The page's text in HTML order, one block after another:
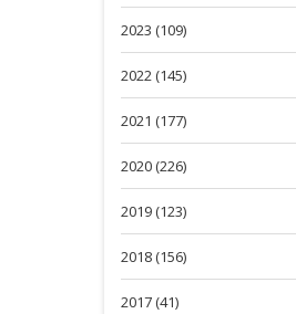
2023 (109)
2022 (145)
2021 (177)
2020 (226)
2019 (123)
2018 (156)
2017 (41)